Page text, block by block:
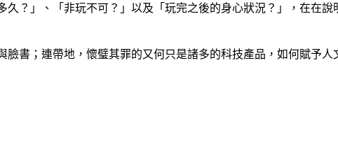
？」、「非玩不可？」以及「玩完之後的身心狀況？」，在在
書；連帶地，懷璧其罪的又何只是諸多的科技產品，如何賦予